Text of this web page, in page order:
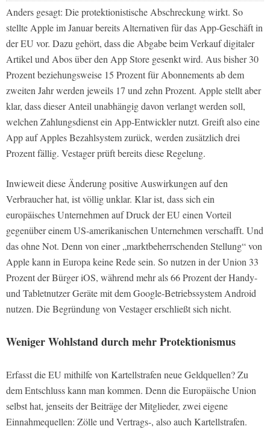
Anders gesagt: Die protektionistische Abschreckung wirkt. So
stellte Apple im Januar bereits Alternativen für das App-Geschäft in
der EU vor. Dazu gehört, dass die Abgabe beim Verkauf digitaler
Artikel und Abos über den App Store gesenkt wird. Aus bisher 30
Prozent beziehungsweise 15 Prozent für Abonnements ab dem
zweiten Jahr werden jeweils 17 und zehn Prozent. Apple stellt aber
klar, dass dieser Anteil unabhängig davon verlangt werden soll,
welchen Zahlungsdienst ein App-Entwickler nutzt. Greift also eine
App auf Apples Bezahlsystem zurück, werden zusätzlich drei
Prozent fällig. Vestager prüft bereits diese Regelung.
Inwieweit diese Änderung positive Auswirkungen auf den
Verbraucher hat, ist völlig unklar. Klar ist, dass sich ein
europäisches Unternehmen auf Druck der EU einen Vorteil
gegenüber einem US-amerikanischen Unternehmen verschafft. Und
das ohne Not. Denn von einer „marktbeherrschenden Stellung“ von
Apple kann in Europa keine Rede sein. So nutzen in der Union 33
Prozent der Bürger iOS, während mehr als 66 Prozent der Handy-
und Tabletnutzer Geräte mit dem Google-Betriebssystem Android
nutzen. Die Begründung von Vestager erschließt sich nicht.
Weniger Wohlstand durch mehr Protektionismus
Erfasst die EU mithilfe von Kartellstrafen neue Geldquellen? Zu
dem Entschluss kann man kommen. Denn die Europäische Union
selbst hat, jenseits der Beiträge der Mitglieder, zwei eigene
Einnahmequellen: Zölle und Vertrags-, also auch Kartellstrafen.